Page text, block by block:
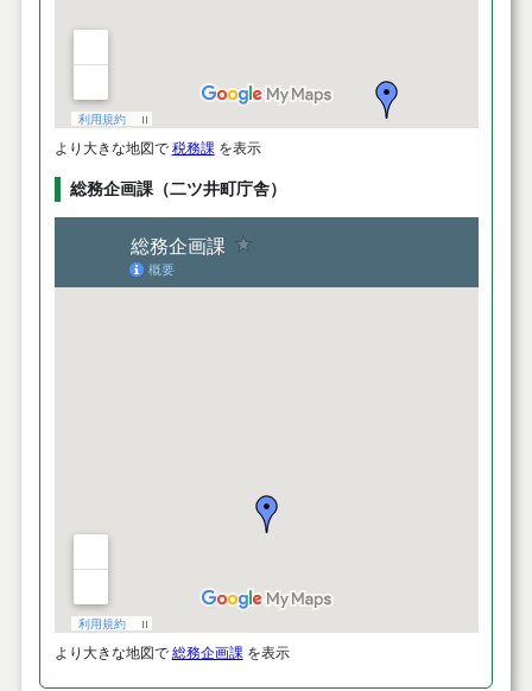
より大きな地図で 税務課を表示
総務企画課（二ツ井町庁舎）
より大きな地図で 総務企画課を表示